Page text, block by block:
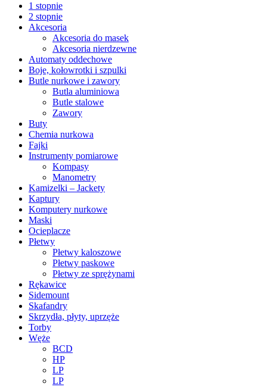
1 stopnie
2 stopnie
Akcesoria
Akcesoria do masek
Akcesoria nierdzewne
Automaty oddechowe
Boje, kołowrotki i szpulki
Butle nurkowe i zawory
Butla aluminiowa
Butle stalowe
Zawory
Buty
Chemia nurkowa
Fajki
Instrumenty pomiarowe
Kompasy
Manometry
Kamizelki – Jackety
Kaptury
Komputery nurkowe
Maski
Ocieplacze
Płetwy
Płetwy kaloszowe
Płetwy paskowe
Płetwy ze sprężynami
Rękawice
Sidemount
Skafandry
Skrzydła, płyty, uprzęże
Torby
Węże
BCD
HP
LP
LP